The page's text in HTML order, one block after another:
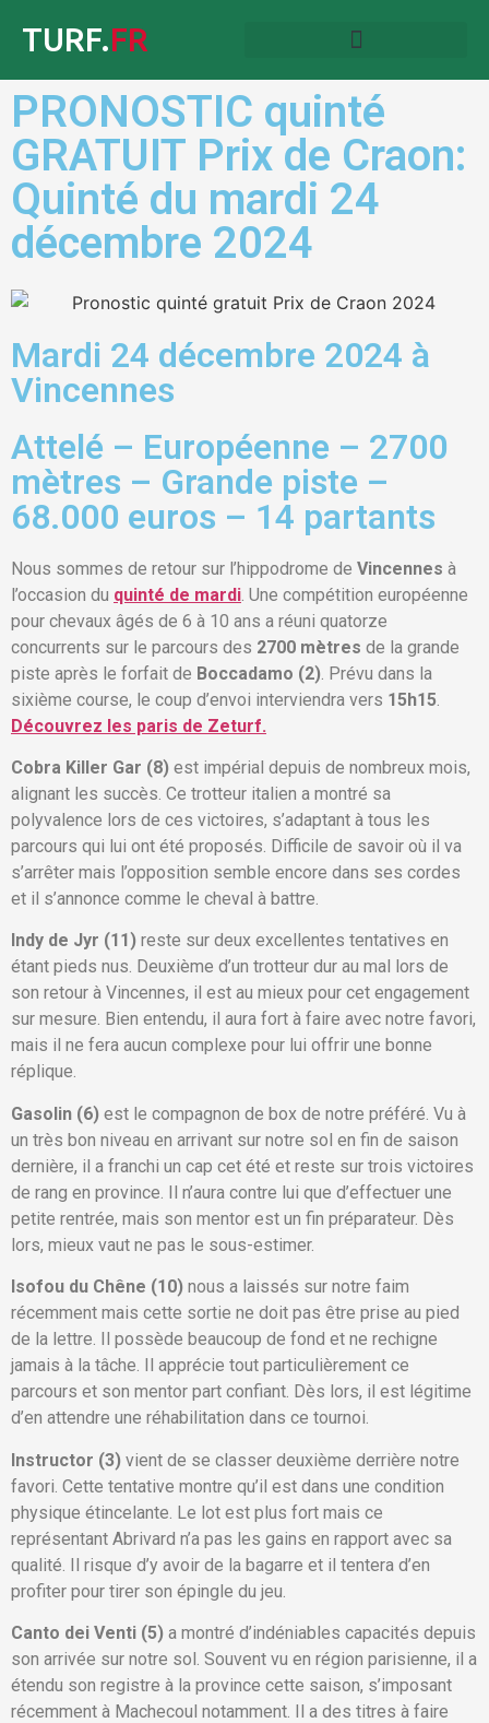
TURF.FR
PRONOSTIC quinté
GRATUIT Prix de Craon:
Quinté du mardi 24
décembre 2024
Mardi 24 décembre 2024 à
Vincennes
Attelé – Européenne – 2700
mètres – Grande piste –
68.000 euros – 14 partants
Nous sommes de retour sur l’hippodrome de Vincennes à
l’occasion du quinté de mardi . Une compétition européenne
pour chevaux âgés de 6 à 10 ans a réuni quatorze
concurrents sur le parcours des 2700 mètres de la grande
piste après le forfait de Boccadamo (2) . Prévu dans la
sixième course, le coup d’envoi interviendra vers 15h15
Découvrez les paris de Zeturf.
Cobra Killer Gar (8) est impérial depuis de nombreux mois,
alignant les succès. Ce trotteur italien a montré sa
polyvalence lors de ces victoires, s’adaptant à tous les
parcours qui lui ont été proposés. Difficile de savoir où il va
s’arrêter mais l’opposition semble encore dans ses cordes
et il s’annonce comme le cheval à battre.
Indy de Jyr (11) reste sur deux excellentes tentatives en
étant pieds nus. Deuxième d’un trotteur dur au mal lors de
son retour à Vincennes, il est au mieux pour cet engagement
sur mesure. Bien entendu, il aura fort à faire avec notre favori,
mais il ne fera aucun complexe pour lui offrir une bonne
réplique.
Gasolin (6) est le compagnon de box de notre préféré. Vu à
un très bon niveau en arrivant sur notre sol en fin de saison
dernière, il a franchi un cap cet été et reste sur trois victoires
de rang en province. Il n’aura contre lui que d’effectuer une
petite rentrée, mais son mentor est un fin préparateur. Dès
lors, mieux vaut ne pas le sous-estimer.
Isofou du Chêne (10) nous a laissés sur notre faim
récemment mais cette sortie ne doit pas être prise au pied
de la lettre. Il possède beaucoup de fond et ne rechigne
jamais à la tâche. Il apprécie tout particulièrement ce
parcours et son mentor part confiant. Dès lors, il est légitime
d’en attendre une réhabilitation dans ce tournoi.
Instructor (3) vient de se classer deuxième derrière notre
favori. Cette tentative montre qu’il est dans une condition
physique étincelante. Le lot est plus fort mais ce
représentant Abrivard n’a pas les gains en rapport avec sa
qualité. Il risque d’y avoir de la bagarre et il tentera d’en
profiter pour tirer son épingle du jeu.
Canto dei Venti (5) a montré d’indéniables capacités depuis
son arrivée sur notre sol. Souvent vu en région parisienne, il a
étendu son registre à la province cette saison, s’imposant
récemment à Machecoul notamment. Il a des titres à faire